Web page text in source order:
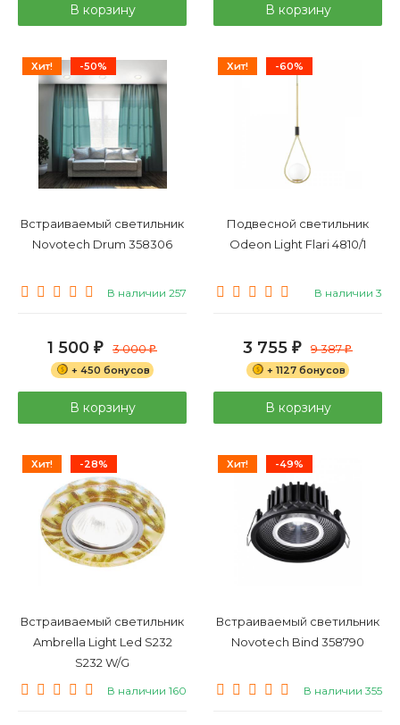
В корзину В корзину
Хит! -50%
Встраиваемый светильник
Novotech Drum 358306
В наличии 257
1 500 ₽ 3 000₽
+ 450 бонусов
В корзину
Хит! -60%
Подвесной светильник
Odeon Light Flari 4810/1
В наличии 3
3 755 ₽ 9 387₽
+ 1127 бонусов
В корзину
Хит! -28%
Встраиваемый светильник
Ambrella Light Led S232
S232 W/G
В наличии 160
Хит! -49%
Встраиваемый светильник
Novotech Bind 358790
В наличии 355